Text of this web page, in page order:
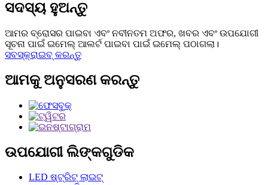
ସଦସ୍ୟ ହୁଅନ୍ତୁ
ଆମର ବ୍ରୋସର ପାଇବା ଏବଂ ନବୀନତମ ଅଫର, ଖବର ଏବଂ ଉପଯୋଗୀ
ସୂଚନା ପାଇଁ ଇମେଲ୍ ଆଲର୍ଟ ପାଇବା ପାଇଁ ଇମେଲ୍ ପଠାଗଲା।
ସବସ୍କ୍ରାଇବ୍ କରନ୍ତୁ
ଆମକୁ ଅନୁସରଣ କରନ୍ତୁ
ଉପଯୋଗୀ ଲିଙ୍କଗୁଡିକ
LED ଷ୍ଟ୍ରିଟ୍ ଲାଇଟ୍